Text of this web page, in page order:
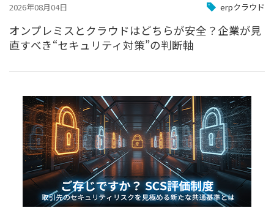
2026年08月04日 erpクラウド
オンプレミスとクラウドはどちらが安全？企業が見
直すべき“セキュリティ対策”の判断軸